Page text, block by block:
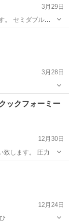
3月29日
1
3月28日
ール
ックフォーミー
12月30日
致します。 圧力
12月24日
ぜひ